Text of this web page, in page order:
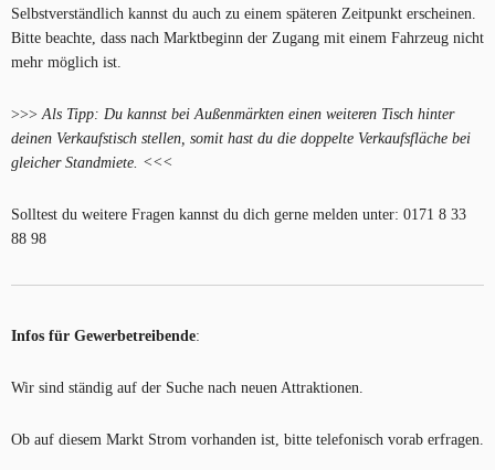
Selbstverständlich kannst du auch zu einem späteren Zeitpunkt erscheinen.
Bitte beachte, dass nach Marktbeginn der Zugang mit einem Fahrzeug nicht
mehr möglich ist.
>>>Als Tipp: Du kannst bei Außenmärkten einen weiteren Tisch hinter
deinen Verkaufstisch stellen, somit hast du die doppelte Verkaufsfläche bei
gleicher Standmiete. <<<
Solltest du weitere Fragen kannst du dich gerne melden unter: 0171 8 33
88 98
Infos für Gewerbetreibende:
Wir sind ständig auf der Suche nach neuen Attraktionen.
Ob auf diesem Markt Strom vorhanden ist, bitte telefonisch vorab erfragen.